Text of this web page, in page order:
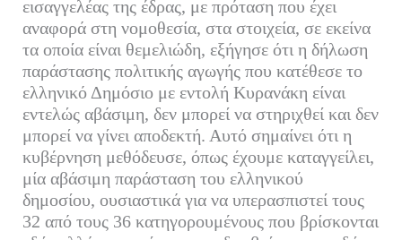
εισαγγελέας της έδρας, με πρόταση που έχει
αναφορά στη νομοθεσία, στα στοιχεία, σε εκείνα
τα οποία είναι θεμελιώδη, εξήγησε ότι η δήλωση
παράστασης πολιτικής αγωγής που κατέθεσε το
ελληνικό Δημόσιο με εντολή Κυρανάκη είναι
εντελώς αβάσιμη, δεν μπορεί να στηριχθεί και δεν
μπορεί να γίνει αποδεκτή. Αυτό σημαίνει ότι η
κυβέρνηση μεθόδευσε, όπως έχουμε καταγγείλει,
μία αβάσιμη παράσταση του ελληνικού
δημοσίου, ουσιαστικά για να υπερασπιστεί τους
32 από τους 36 κατηγορουμένους που βρίσκονται